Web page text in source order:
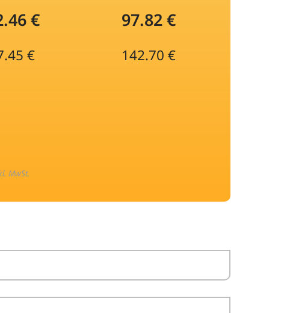
€ 97.82 €
€ 142.70 €
MwSt.